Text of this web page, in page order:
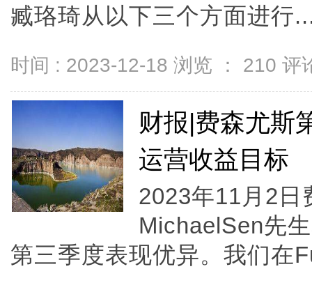
臧珞琦从以下三个方面进行
时间 : 2023-12-18 浏览 ： 210 评
财报|费森尤斯
运营收益目标
2023年11月2日
MichaelSen先
第三季度表现优异。我们在